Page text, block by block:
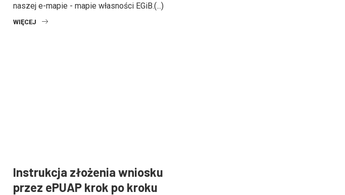
naszej e-mapie - mapie własności EGiB.(...)
WIĘCEJ
Instrukcja złożenia wniosku
przez ePUAP krok po kroku